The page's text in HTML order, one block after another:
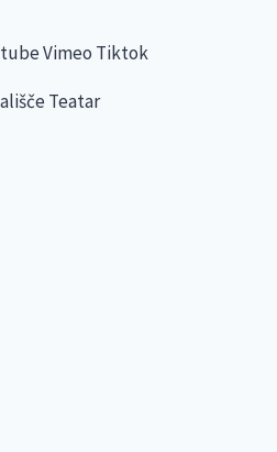
Vimeo Tiktok
Teatar